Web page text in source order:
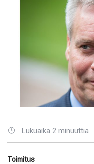
Lukuaika 2 minuuttia
Toimitus